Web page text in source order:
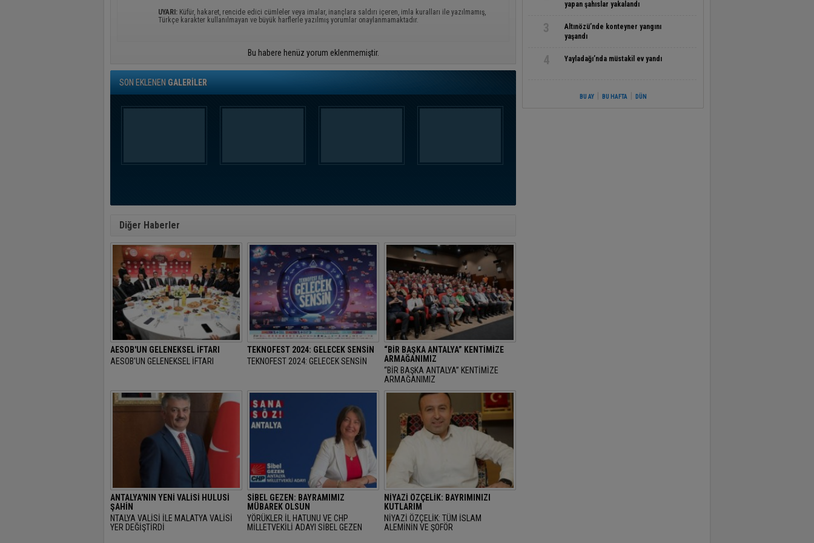
UYARI: Küfür, hakaret, rencide edici cümleler veya imalar, inançlara saldırı içeren, imla kuralları ile yazılmamış,
Türkçe karakter kullanılmayan ve büyük harflerle yazılmış yorumlar onaylanmamaktadır.
Bu habere henüz yorum eklenmemiştir.
SON EKLENEN GALERİLER
Diğer Haberler
AESOB'UN GELENEKSEL İFTARI
AESOB'UN GELENEKSEL İFTARI
TEKNOFEST 2024: GELECEK SENSİN
TEKNOFEST 2024: GELECEK SENSİN
“BİR BAŞKA ANTALYA” KENTİMİZE
ARMAĞANIMIZ
“BİR BAŞKA ANTALYA” KENTİMİZE
ARMAĞANIMIZ
ANTALYA'NIN YENİ VALİSİ HULUSİ
ŞAHİN
NTALYA VALİSİ İLE MALATYA VALİSİ
YER DEĞİŞTİRDİ
SİBEL GEZEN: BAYRAMIMIZ
MÜBAREK OLSUN
YÖRÜKLER İL HATUNU VE CHP
MİLLETVEKİLİ ADAYI SİBEL GEZEN
NİYAZİ ÖZÇELİK: BAYRIMINIZI
KUTLARIM
NİYAZİ ÖZÇELİK: TÜM İSLAM
ALEMİNİN VE ŞOFÖR
yapan şahıslar yakalandı
3
Altınözü’nde konteyner yangını
yaşandı
4 Yayladağı’nda müstakil ev yandı
BU AY BU HAFTA DÜN